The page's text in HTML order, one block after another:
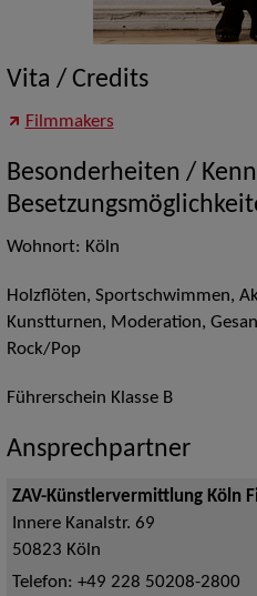
Vita / Credits
Filmmakers
Besonderheiten /
Wohnort: Köln
Holzflöten, Sportschwimmen,
Kunstturnen, Moderation,
Rock/Pop
Führerschein Klasse B
Ansprechpartner
ZAV-Künstlervermittlung Köln
Innere Kanalstr. 69
50823 Köln
Telefon: +49 228 50208-2800